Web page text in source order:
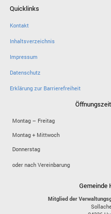
Quicklinks
Kontakt
Inhaltsverzeichnis
Impressum
Datenschutz
Erklärung zur Barrierefreiheit
Montag – Freitag
Montag + Mittwoch
Donnerstag
oder nach Vereinbarung
Gemeinde
Mitglied der